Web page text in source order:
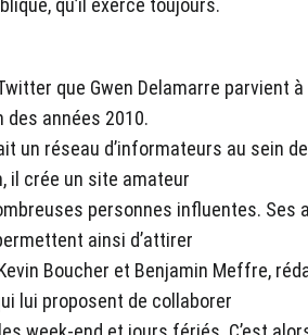
qu’il exerce toujours.
que Gwen Delamarre parvient
des années 2010.
un réseau d’informateurs au sein
il crée un site amateur
personnes influentes. Ses
ainsi d’attirer
Boucher et Benjamin Meffre,
lui proposent de collaborer